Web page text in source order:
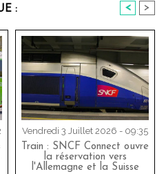
: < >
Vendredi 3 Juillet 2026 - 09:35
Train : SNCF Connect ouvre
la réservation vers
l'Allemagne et la Suisse